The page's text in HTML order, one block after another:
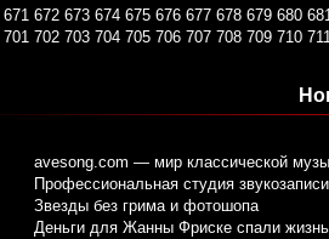
671 672 673 674 675 676 677 678 679 680
701 702 703 704 705 706 707 708 709 710
avesong.com — мир классической
Профессиональная студия
Звезды без грима и фотошопа
Деньги для Жанны Фриске спали